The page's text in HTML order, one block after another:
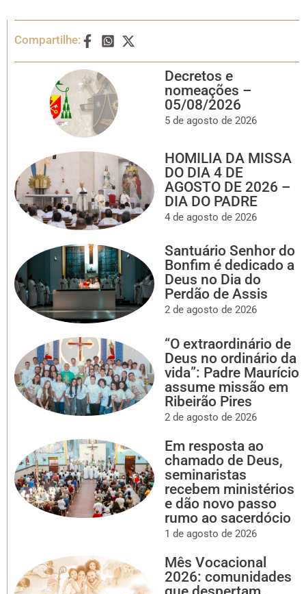
Compartilhe:
Decretos e
nomeações –
05/08/2026
5 de agosto de 2026
HOMILIA DA MISSA
DO DIA 4 DE
AGOSTO DE 2026 –
DIA DO PADRE
4 de agosto de 2026
Santuário Senhor do
Bonfim é dedicado a
Deus no Dia do
Perdão de Assis
2 de agosto de 2026
“O extraordinário de
Deus no ordinário da
vida”: Padre Maurício
assume missão em
Ribeirão Pires
2 de agosto de 2026
Em resposta ao
chamado de Deus,
seminaristas
recebem ministérios
e dão novo passo
rumo ao sacerdócio
1 de agosto de 2026
Mês Vocacional
2026: comunidades